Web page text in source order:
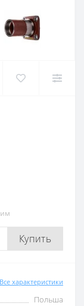
Купить
Все характеристики
Польша